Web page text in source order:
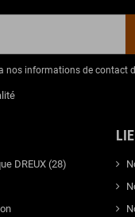
nos informations de contact
DREUX (28)